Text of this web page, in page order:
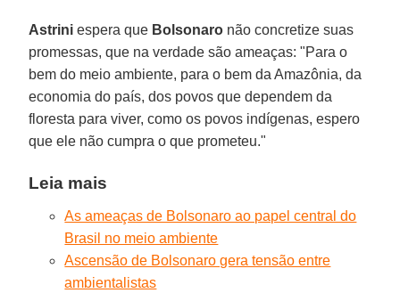
Astrini espera que Bolsonaro não concretize suas
promessas, que na verdade são ameaças: "Para o
bem do meio ambiente, para o bem da Amazônia, da
economia do país, dos povos que dependem da
floresta para viver, como os povos indígenas, espero
que ele não cumpra o que prometeu."
Leia mais
As ameaças de Bolsonaro ao papel central do
Brasil no meio ambiente
Ascensão de Bolsonaro gera tensão entre
ambientalistas